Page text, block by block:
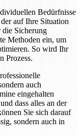
Bedürfnisse
auf Ihre Situation
die Sicherung
Methoden ein, um
So wird Ihr
Prozess.
auch
eingehalten
dass alles an der
Sie sich darauf
sondern auch in